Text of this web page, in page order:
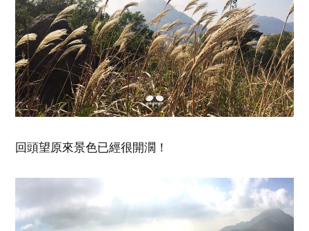
回頭望原來景色已經很開濶！